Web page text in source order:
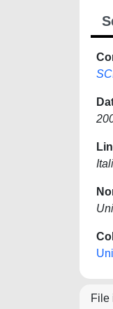
File